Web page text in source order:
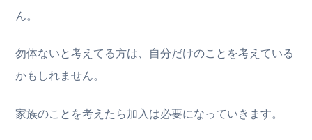
ん。
勿体ないと考えてる方は、自分だけのことを考えている
かもしれません。
家族のことを考えたら加入は必要になっていきます。